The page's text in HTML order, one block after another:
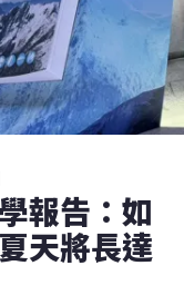
報告：如
天將長達